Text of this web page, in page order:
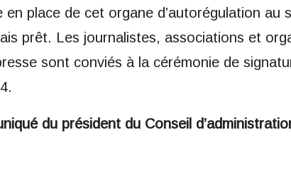
en place de cet organe d’autorégulation au
prêt. Les journalistes, associations et
sont conviés à la cérémonie de
du président du Conseil